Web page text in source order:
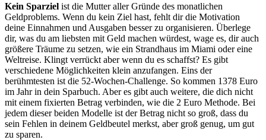
Kein Sparziel ist die Mutter aller Gründe des monatlichen
Geldproblems. Wenn du kein Ziel hast, fehlt dir die Motivation
deine Einnahmen und Ausgaben besser zu organisieren. Überlege
dir, was du am liebsten mit Geld machen würdest, wage es, dir auch
größere Träume zu setzen, wie ein Strandhaus im Miami oder eine
Weltreise. Klingt verrückt aber wenn du es schaffst? Es gibt
verschiedene Möglichkeiten klein anzufangen. Eins der
berühmtesten ist die 52-Wochen-Challenge. So kommen 1378 Euro
im Jahr in dein Sparbuch. Aber es gibt auch weitere, die dich nicht
mit einem fixierten Betrag verbinden, wie die 2 Euro Methode. Bei
jedem dieser beiden Modelle ist der Betrag nicht so groß, dass du
sein Fehlen in deinem Geldbeutel merkst, aber groß genug, um gut
zu sparen.